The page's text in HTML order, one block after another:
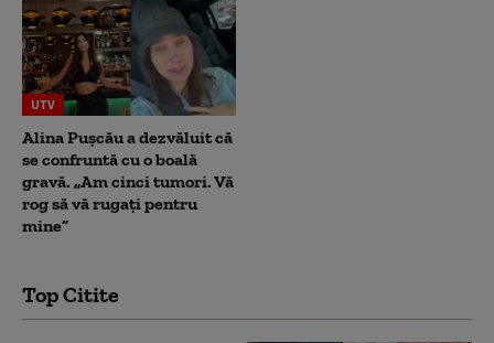
UTV
Alina Pușcău a dezvăluit că
se confruntă cu o boală
gravă. „Am cinci tumori. Vă
rog să vă rugați pentru
mine”
Top Citite